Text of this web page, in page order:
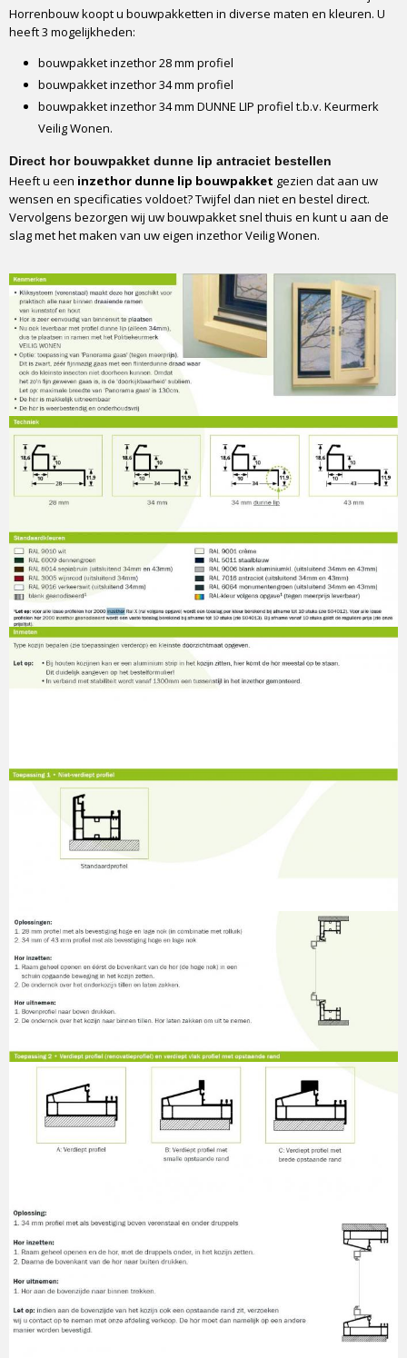
Horrenbouw koopt u bouwpakketten in diverse maten en kleuren. U
heeft 3 mogelijkheden:
bouwpakket inzethor 28 mm profiel
bouwpakket inzethor 34 mm profiel
bouwpakket inzethor 34 mm DUNNE LIP profiel t.b.v. Keurmerk
Veilig Wonen.
Direct hor bouwpakket dunne lip antraciet bestellen
Heeft u een inzethor dunne lip bouwpakket gezien dat aan uw
wensen en specificaties voldoet? Twijfel dan niet en bestel direct.
Vervolgens bezorgen wij uw bouwpakket snel thuis en kunt u aan de
slag met het maken van uw eigen inzethor Veilig Wonen.